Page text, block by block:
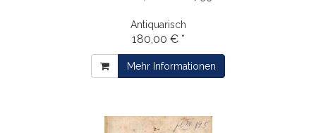
Antiquarisch
180,00 € *
Mehr Informationen